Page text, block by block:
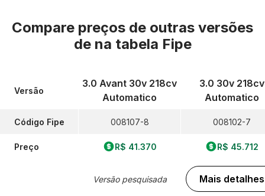
Compare preços de outras versões
de na tabela Fipe
Versão
Código Fipe
Preço
3.0 Avant 30v 218cv
Automatico
008107-8
R$ 41.370
Versão pesquisada
3.0 30v 218cv
Automatico
008102-7
R$ 45.712
Mais detalhes